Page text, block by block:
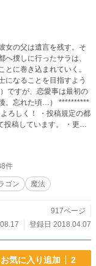
女の父は遺言を残す。そ
捜しに行ったサラは、
に巻き込まれていく。
になることを目指すよう
ですが、恋愛事は最初の
、忘れた頃…） **********
ろしく！ ・投稿規定の都
投稿しています。 ・更新
くり描くので4～6ヶ月ご
しいです(*^-^*)
件
ゴン 魔法
917ページ
登録日 2018.04.07
お気に入り追加 2